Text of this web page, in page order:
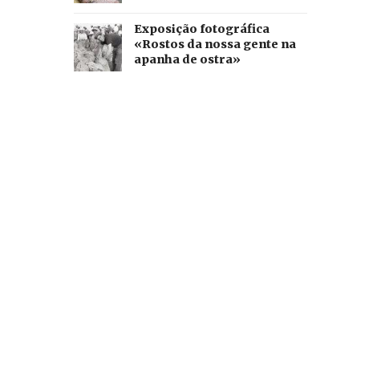
Exposição fotográfica
«Rostos da nossa gente na
apanha de ostra»